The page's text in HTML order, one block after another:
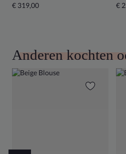
€ 319,00 €
Anderen kochten